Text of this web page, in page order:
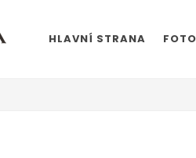
HLAVNÍ STRANA